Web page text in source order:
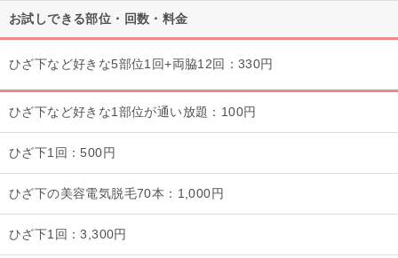
お試しできる部位・回数・料金
ひざ下など好きな5部位1回+両脇12回：330円
ひざ下など好きな1部位が通い放題：100円
ひざ下1回：500円
ひざ下の美容電気脱毛70本：1,000円
ひざ下1回：3,300円